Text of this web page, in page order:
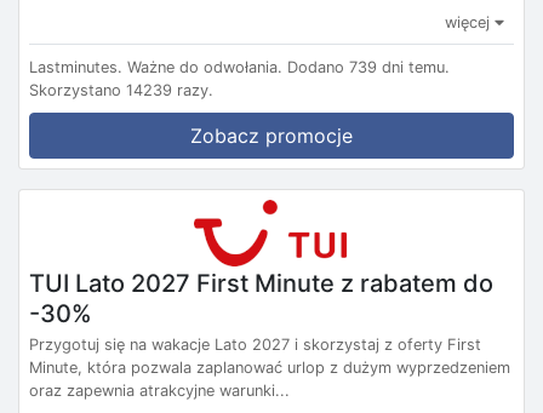
więcej
Lastminutes. Ważne do odwołania. Dodano 739 dni temu.
Skorzystano 14239 razy.
Zobacz promocje
TUI Lato 2027 First Minute z rabatem do
-30%
Przygotuj się na wakacje Lato 2027 i skorzystaj z oferty First
Minute, która pozwala zaplanować urlop z dużym wyprzedzeniem
oraz zapewnia atrakcyjne warunki...